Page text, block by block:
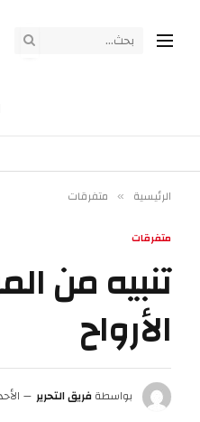
الرئيسية » متفرقات
متفرقات
تنبيه من
الأرواح
بواسطةفريق التحرير الأحد 28 يناير